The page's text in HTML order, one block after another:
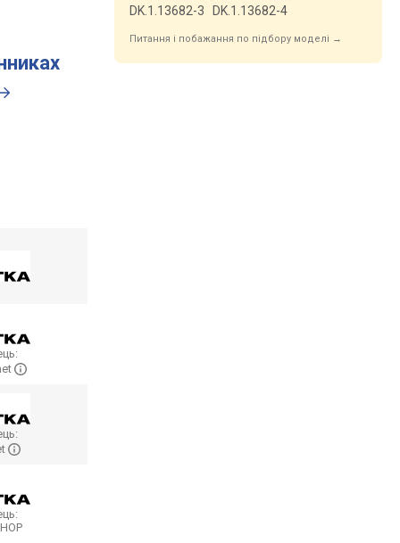
DK.1.13682-3
DK.1.13682-4
Питання і побажання по підбору моделі →